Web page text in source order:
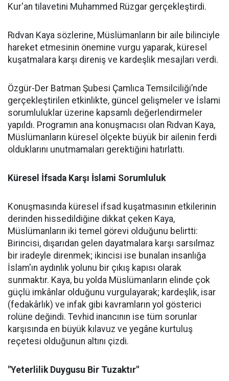
Kur'an tilavetini Muhammed Rüzgar gerçekleştirdi.
Rıdvan Kaya sözlerine, Müslümanların bir aile bilinciyle
hareket etmesinin önemine vurgu yaparak, küresel
kuşatmalara karşı direniş ve kardeşlik mesajları verdi.
Özgür-Der Batman Şubesi Çamlıca Temsilciliği’nde
gerçekleştirilen etkinlikte, güncel gelişmeler ve İslami
sorumluluklar üzerine kapsamlı değerlendirmeler
yapıldı. Programın ana konuşmacısı olan Rıdvan Kaya,
Müslümanların küresel ölçekte büyük bir ailenin ferdi
olduklarını unutmamaları gerektiğini hatırlattı.
Küresel İfsada Karşı İslami Sorumluluk
Konuşmasında küresel ifsad kuşatmasının etkilerinin
derinden hissedildiğine dikkat çeken Kaya,
Müslümanların iki temel görevi olduğunu belirtti:
Birincisi, dışarıdan gelen dayatmalara karşı sarsılmaz
bir iradeyle direnmek; ikincisi ise bunalan insanlığa
İslam'ın aydınlık yolunu bir çıkış kapısı olarak
sunmaktır. Kaya, bu yolda Müslümanların elinde çok
güçlü imkânlar olduğunu vurgulayarak; kardeşlik, isar
(fedakârlık) ve infak gibi kavramların yol gösterici
rolüne değindi. Tevhid inancının ise tüm sorunlar
karşısında en büyük kılavuz ve yegâne kurtuluş
reçetesi olduğunun altını çizdi.
"Yeterlilik Duygusu Bir Tuzaktır"